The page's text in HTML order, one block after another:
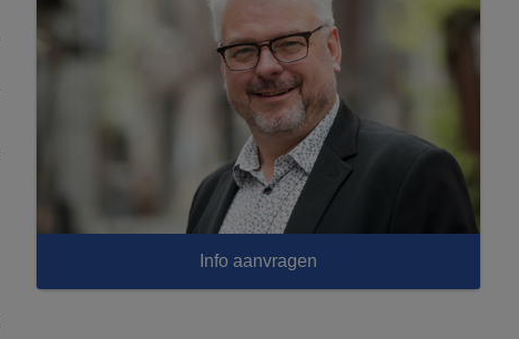
Info aanvragen